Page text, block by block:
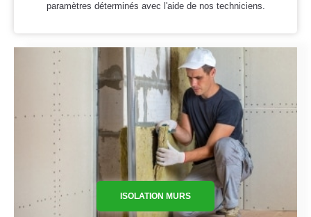
paramètres déterminés avec l'aide de nos techniciens.
ISOLATION MURS